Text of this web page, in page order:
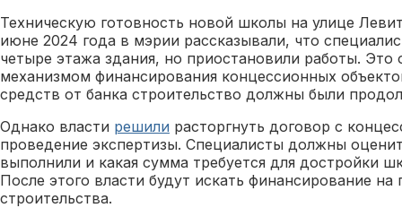
Техническую готовность новой школы на улице
июне 2024 года в мэрии рассказывали, что
четыре этажа здания, но приостановили работы. Это
механизмом финансирования концессионных
средств от банка строительство должны были
Однако власти решили расторгнуть договор с
проведение экспертизы. Специалисты должны
выполнили и какая сумма требуется для достройки
После этого власти будут искать финансирование
строительства.